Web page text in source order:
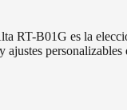
RT-B01G es la